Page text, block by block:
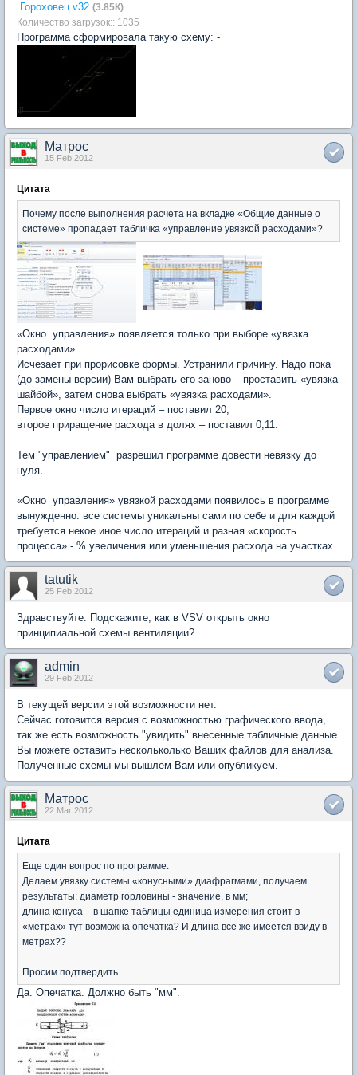
Гороховец.v32 (3.85К)
Количество загрузок:: 1035
Программа сформировала такую схему: -
Матрос
15 Feb 2012
Цитата
Почему после выполнения расчета на вкладке «Общие данные о
системе» пропадает табличка «управление увязкой расходами»?
«Окно управления» появляется только при выборе «увязка
расходами».
Исчезает при прорисовке формы. Устранили причину. Надо пока
(до замены версии) Вам выбрать его заново – проставить «увязка
шайбой», затем снова выбрать «увязка расходами».
Первое окно число итераций – поставил 20,
второе приращение расхода в долях – поставил 0,11.
Тем "управлением" разрешил программе довести невязку до
нуля.
«Окно управления» увязкой расходами появилось в программе
вынужденно: все системы уникальны сами по себе и для каждой
требуется некое иное число итераций и разная «скорость
процесса» - % увеличения или уменьшения расхода на участках
tatutik
25 Feb 2012
Здравствуйте. Подскажите, как в VSV открыть окно
принципиальной схемы вентиляции?
admin
29 Feb 2012
В текущей версии этой возможности нет.
Сейчас готовится версия с возможностью графического ввода,
так же есть возможность "увидить" внесенные табличные данные.
Вы можете оставить нескольколько Ваших файлов для анализа.
Полученные схемы мы вышлем Вам или опубликуем.
Матрос
22 Mar 2012
Цитата
Еще один вопрос по программе:
Делаем увязку системы «конусными» диафрагмами, получаем
результаты: диаметр горловины - значение, в мм;
длина конуса – в шапке таблицы единица измерения стоит в
«метрах» тут возможна опечатка? И длина все же имеется ввиду в
метрах??
Просим подтвердить
Да. Опечатка. Должно быть "мм".